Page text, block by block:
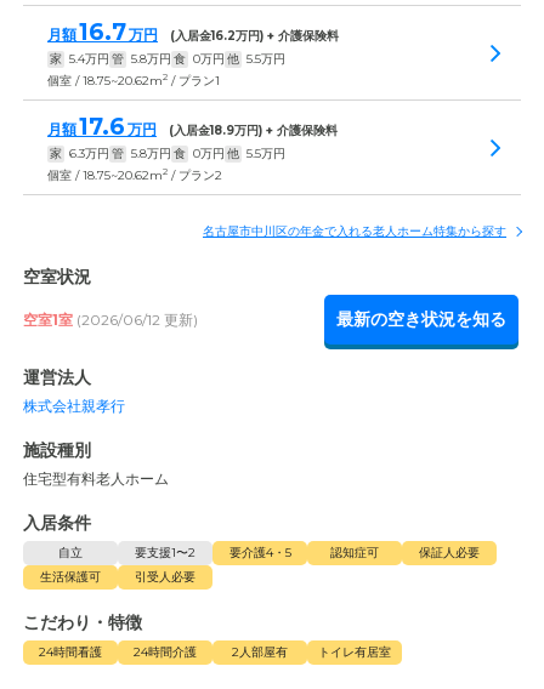
月額16.7万円 (入居金16.2万円) + 介護保険料
家 5.4万円 管 5.8万円 食 0万円 他 5.5万円
個室 / 18.75~20.62m2 / プラン1
月額17.6 万円 (入居金18.9万円) + 介護保険料
家 6.3万円 管 5.8万円 食 0万円 他 5.5万円
個室 / 18.75~20.62m2 / プラン2
名古屋市中川区の年金で入れる老人ホーム特集から探す
空室状況
空室1室 (2026/06/12 更新) 最新の空き状況を知る
運営法人
株式会社親孝行
施設種別
住宅型有料老人ホーム
入居条件
自立 要支援1〜2 要介護4・5 認知症可
保証人必要
生活保護可
引受人必要
こだわり・特徴
24時間看護 24時間介護 2人部屋有 トイレ有居室